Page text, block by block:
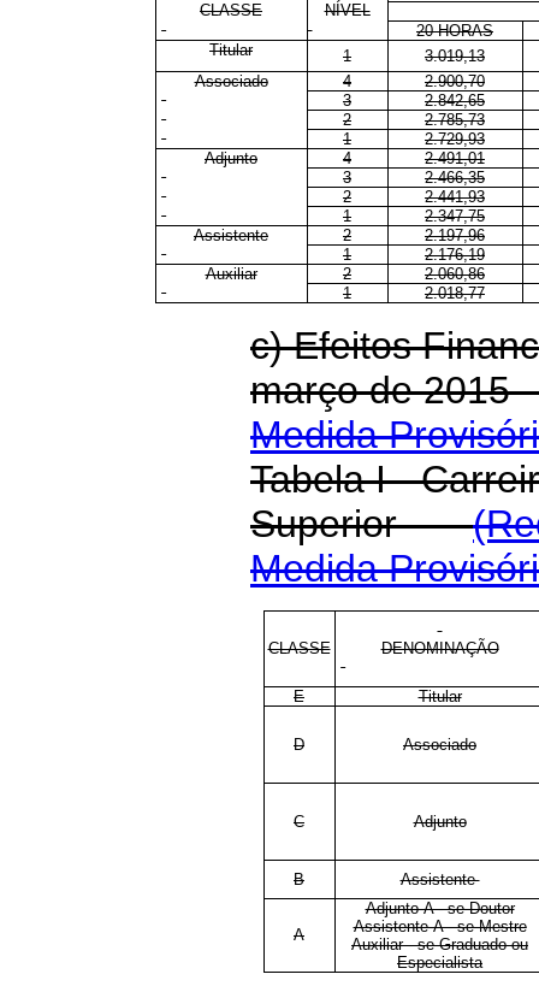
CLASSE
NÍVEL
20 HORAS
Titular
1
3.019,13
Associado
4
2.900,70
3
2.842,65
2
2.785,73
1
2.729,93
Adjunto
4
2.491,01
3
2.466,35
2
2.441,93
1
2.347,75
Assistente
2
2.197,96
1
2.176,19
Auxiliar
2
2.060,86
1
2.018,77
c) Efeitos
março de 2015
Medida
Tabela I -
Superior
Medida
CLASSE DENOMINAÇÃO
E Titular
D Associado
C Adjunto
B Assistente
A
Adjunto-A - se Doutor
Assistente-A - se Mestre
Auxiliar - se Graduado ou
Especialista